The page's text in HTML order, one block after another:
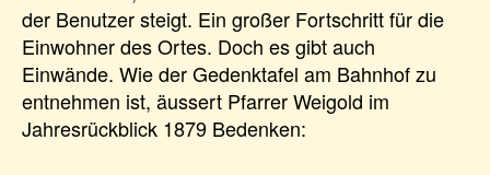
der Benutzer steigt. Ein großer Fortschritt für die
Einwohner des Ortes. Doch es gibt auch
Einwände. Wie der Gedenktafel am Bahnhof zu
entnehmen ist, äussert Pfarrer Weigold im
Jahresrückblick 1879 Bedenken: